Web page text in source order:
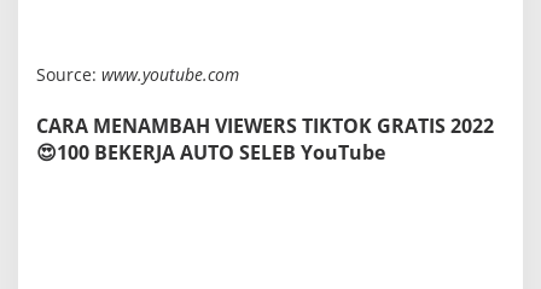
Source: www.youtube.com
CARA MENAMBAH VIEWERS TIKTOK GRATIS 2022
😍100 BEKERJA AUTO SELEB YouTube